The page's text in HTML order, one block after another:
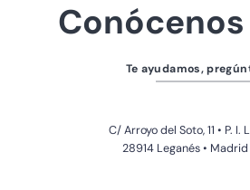
Te ayudamos,
C/ Arroyo del Soto, 11 • P. I.
28914 Leganés • Madrid